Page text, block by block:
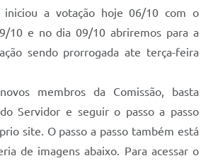
iniciou a votação hoje 06/10 com o
10 e no dia 09/10 abriremos para a
sendo prorrogada ate terça-feira
membros da Comissão, basta
Servidor e seguir o passo a passo
site. O passo a passo também está
de imagens abaixo. Para acessar o